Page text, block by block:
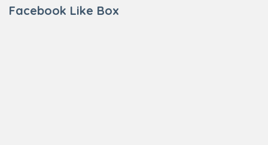
Facebook Like Box